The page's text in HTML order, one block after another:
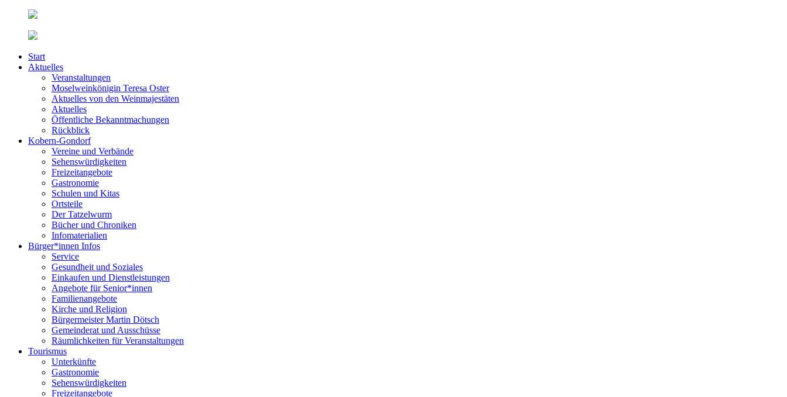
Start
Aktuelles
Veranstaltungen
Moselweinkönigin Teresa Oster
Aktuelles von den Weinmajestäten
Aktuelles
Öffentliche Bekanntmachungen
Rückblick
Kobern-Gondorf
Vereine und Verbände
Sehenswürdigkeiten
Freizeitangebote
Gastronomie
Schulen und Kitas
Ortsteile
Der Tatzelwurm
Bücher und Chroniken
Infomaterialien
Bürger*innen Infos
Service
Gesundheit und Soziales
Einkaufen und Dienstleistungen
Angebote für Senior*innen
Familienangebote
Kirche und Religion
Bürgermeister Martin Dötsch
Gemeinderat und Ausschüsse
Räumlichkeiten für Veranstaltungen
Tourismus
Unterkünfte
Gastronomie
Sehenswürdigkeiten
Freizeitangebote